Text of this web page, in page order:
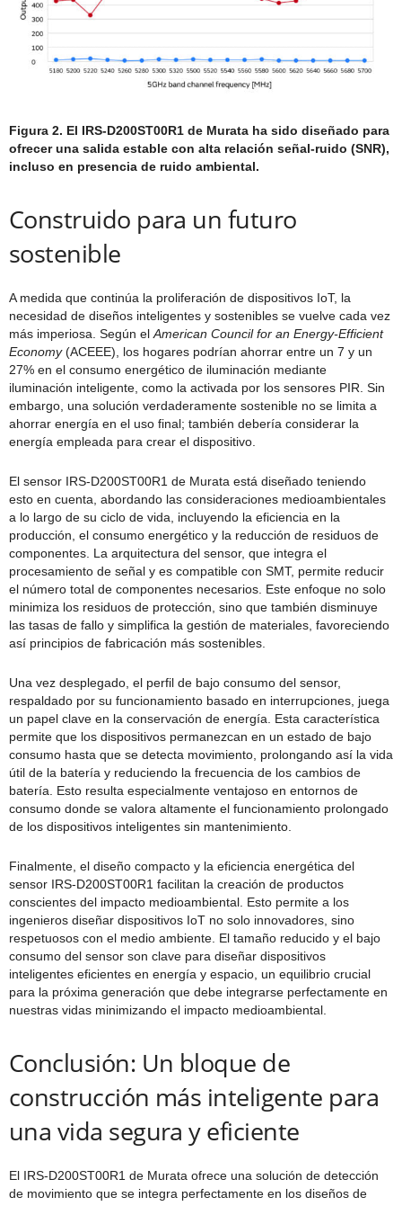
Figura 2. El IRS-D200ST00R1 de Murata ha sido diseñado para
ofrecer una salida estable con alta relación señal-ruido (SNR),
incluso en presencia de ruido ambiental.
Construido para un futuro
sostenible
A medida que continúa la proliferación de dispositivos IoT, la
necesidad de diseños inteligentes y sostenibles se vuelve cada vez
más imperiosa. Según el American Council for an Energy-Efficient
Economy(ACEEE), los hogares podrían ahorrar entre un 7 y un
27% en el consumo energético de iluminación mediante
iluminación inteligente, como la activada por los sensores PIR. Sin
embargo, una solución verdaderamente sostenible no se limita a
ahorrar energía en el uso final; también debería considerar la
energía empleada para crear el dispositivo.
El sensor IRS-D200ST00R1 de Murata está diseñado teniendo
esto en cuenta, abordando las consideraciones medioambientales
a lo largo de su ciclo de vida, incluyendo la eficiencia en la
producción, el consumo energético y la reducción de residuos de
componentes. La arquitectura del sensor, que integra el
procesamiento de señal y es compatible con SMT, permite reducir
el número total de componentes necesarios. Este enfoque no solo
minimiza los residuos de protección, sino que también disminuye
las tasas de fallo y simplifica la gestión de materiales, favoreciendo
así principios de fabricación más sostenibles.
Una vez desplegado, el perfil de bajo consumo del sensor,
respaldado por su funcionamiento basado en interrupciones, juega
un papel clave en la conservación de energía. Esta característica
permite que los dispositivos permanezcan en un estado de bajo
consumo hasta que se detecta movimiento, prolongando así la vida
útil de la batería y reduciendo la frecuencia de los cambios de
batería. Esto resulta especialmente ventajoso en entornos de
consumo donde se valora altamente el funcionamiento prolongado
de los dispositivos inteligentes sin mantenimiento.
Finalmente, el diseño compacto y la eficiencia energética del
sensor IRS-D200ST00R1 facilitan la creación de productos
conscientes del impacto medioambiental. Esto permite a los
ingenieros diseñar dispositivos IoT no solo innovadores, sino
respetuosos con el medio ambiente. El tamaño reducido y el bajo
consumo del sensor son clave para diseñar dispositivos
inteligentes eficientes en energía y espacio, un equilibrio crucial
para la próxima generación que debe integrarse perfectamente en
nuestras vidas minimizando el impacto medioambiental.
Conclusión: Un bloque de
construcción más inteligente para
una vida segura y eficiente
El IRS-D200ST00R1 de Murata ofrece una solución de detección
de movimiento que se integra perfectamente en los diseños de